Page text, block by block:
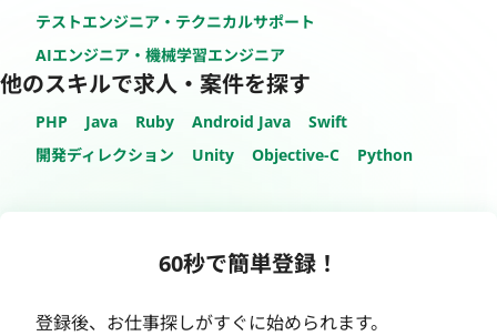
テストエンジニア・テクニカルサポート
AIエンジニア・機械学習エンジニア
他のスキルで求人・案件を探す
PHP Java Ruby Android Java
Swift
開発ディレクション
Unity Objective-C Python
60秒で簡単登録！
登録後、お仕事探しがすぐに始められます。